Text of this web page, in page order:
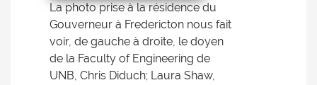
La photo prise à la résidence du
Gouverneur à Fredericton nous fait
voir, de gauche à droite, le doyen
de la Faculty of Engineering de
UNB, Chris Diduch; Laura Shaw,